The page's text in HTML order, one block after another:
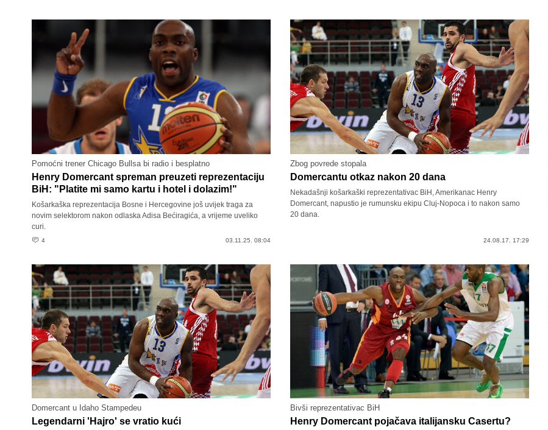
Pomoćni trener Chicago Bullsa bi radio i besplatno
Henry Domercant spreman preuzeti reprezentaciju
BiH: "Platite mi samo kartu i hotel i dolazim!"
Košarkaška reprezentacija Bosne i Hercegovine još uvijek traga za
novim selektorom nakon odlaska Adisa Bećiragića, a vrijeme uveliko
curi.
4 03.11.25. 08:04
Zbog povrede stopala
Domercantu otkaz nakon 20 dana
Nekadašnji košarkaški reprezentativac BiH, Amerikanac Henry
Domercant, napustio je rumunsku ekipu Cluj-Nopoca i to nakon samo
20 dana.
24.08.17. 17:29
Domercant u Idaho Stampedeu
Legendarni 'Hajro' se vratio kući
Bivši reprezentativac BiH
Henry Domercant pojačava italijansku Casertu?